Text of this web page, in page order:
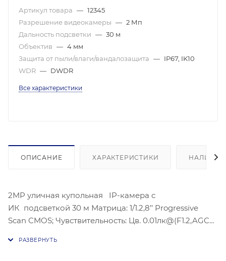
Артикул товара — 12345
Разрешение видеокамеры — 2 Мп
Дальность подсветки — 30 м
Объектив — 4 мм
Защита от пыли/влаги/вандалозащита — IP67, IK10
WDR — DWDR
Все характеристики
ОПИСАНИЕ ХАРАКТЕРИСТИКИ НАЛИЧИЕ
2MP уличная купольная IP-камера с
ИК подсветкой 30 м Матрица: 1/1.2,8’’ Progressive
Scan CMOS; Чувствительность: Цв. 0.01лк@(F1.2,AGC